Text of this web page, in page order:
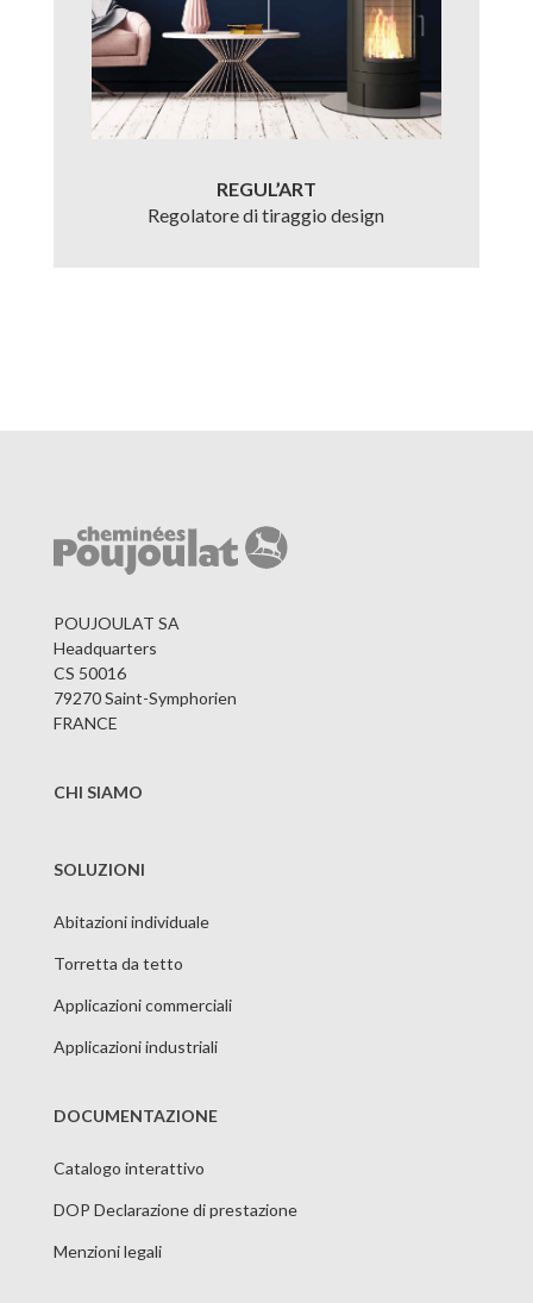
REGUL’ART
Regolatore di tiraggio design
POUJOULAT SA
Headquarters
CS 50016
79270 Saint-Symphorien
FRANCE
CHI SIAMO
SOLUZIONI
Abitazioni individuale
Torretta da tetto
Applicazioni commerciali
Applicazioni industriali
DOCUMENTAZIONE
Catalogo interattivo
DOP Declarazione di prestazione
Menzioni legali